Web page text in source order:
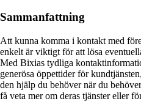
Sammanfattning
Att kunna komma i kontakt med
enkelt är viktigt för att lösa
Med Bixias tydliga
generösa öppettider för
den hjälp du behöver när du
få veta mer om deras tjänster eller